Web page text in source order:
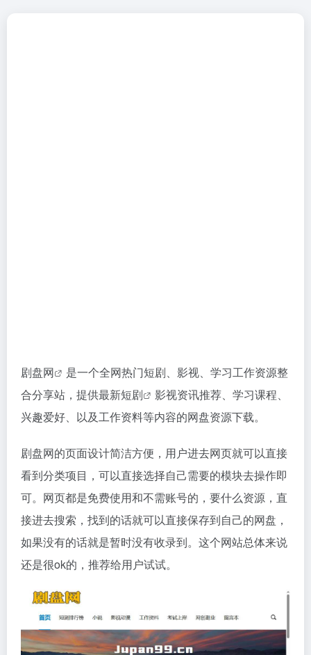
剧盘网
是一个全网热门短剧、影视、学习工作资源整
合分享站，提供最新短剧
影视资讯推荐、学习课程、
兴趣爱好、以及工作资料等内容的网盘资源下载。
剧盘网的页面设计简洁方便，用户进去网页就可以直接
看到分类项目，可以直接选择自己需要的模块去操作即
可。网页都是免费使用和不需账号的，要什么资源，直
接进去搜索，找到的话就可以直接保存到自己的网盘，
如果没有的话就是暂时没有收录到。这个网站总体来说
还是很ok的，推荐给用户试试。